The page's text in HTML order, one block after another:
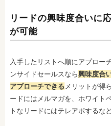
リードの興味度合いに
が可能
入手したリストへ順にアプロー
ンサイドセールスなら興味度合
アプローチできる メリットが得
ードにはメルマガを、ホワイト
トなリードにはテレアポするなど